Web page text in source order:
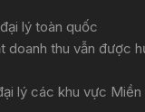
lý toàn quốc
doanh thu vẫn được
lý các khu vực Miền